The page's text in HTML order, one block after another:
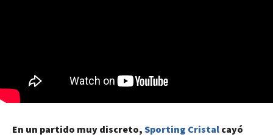
En un partido muy discreto, Sporting Cristal cayó